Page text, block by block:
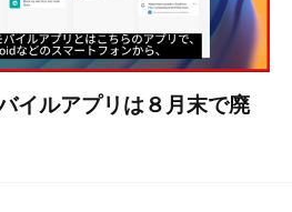
イルアプリは８月末で廃